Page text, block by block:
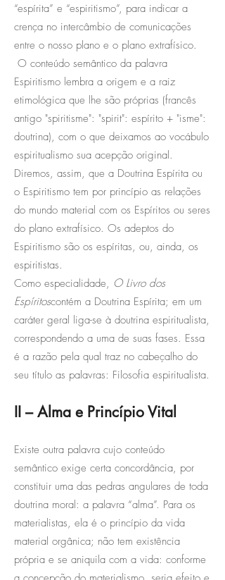
“espírita” e “espiritismo”, para indicar a
crença no intercâmbio de comunicações
entre o nosso plano e o plano extrafísico.
O conteúdo semântico da palavra
Espiritismo lembra a origem e a raiz
etimológica que lhe são próprias (francês
antigo "spiritisme": "spirit": espírito + "isme":
doutrina), com o que deixamos ao vocábulo
espiritualismo sua acepção original.
Diremos, assim, que a Doutrina Espírita ou
o Espiritismo tem por princípio as relações
do mundo material com os Espíritos ou seres
do plano extrafísico. Os adeptos do
Espiritismo são os espíritas, ou, ainda, os
espiritistas.
Como especialidade, O Livro dos
Espíritoscontém a Doutrina Espírita; em um
caráter geral liga-se à doutrina espiritualista,
correspondendo a uma de suas fases. Essa
é a razão pela qual traz no cabeçalho do
seu título as palavras: Filosofia espiritualista.
II – Alma e Princípio Vital
Existe outra palavra cujo conteúdo
semântico exige certa concordância, por
constituir uma das pedras angulares de toda
doutrina moral: a palavra “alma”. Para os
materialistas, ela é o princípio da vida
material orgânica; não tem existência
própria e se aniquila com a vida: conforme